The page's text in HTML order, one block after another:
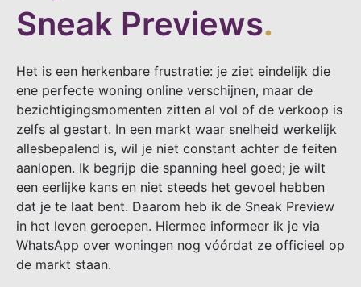
Sneak Previews.
Het is een herkenbare frustratie: je ziet eindelijk die
ene perfecte woning online verschijnen, maar de
bezichtigingsmomenten zitten al vol of de verkoop is
zelfs al gestart. In een markt waar snelheid werkelijk
allesbepalend is, wil je niet constant achter de feiten
aanlopen. Ik begrijp die spanning heel goed; je wilt
een eerlijke kans en niet steeds het gevoel hebben
dat je te laat bent. Daarom heb ik de Sneak Preview
in het leven geroepen. Hiermee informeer ik je via
WhatsApp over woningen nog vóórdat ze officieel op
de markt staan.